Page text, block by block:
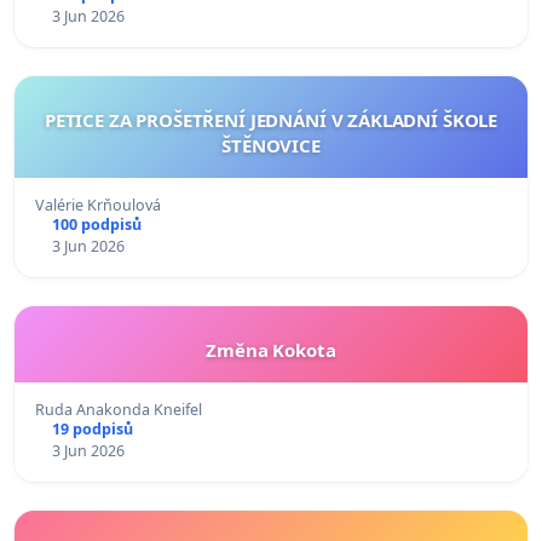
3 Jun 2026
PETICE ZA PROŠETŘENÍ JEDNÁNÍ V ZÁKLADNÍ ŠKOLE
ŠTĚNOVICE
Valérie Krňoulová
100 podpisů
3 Jun 2026
Změna Kokota
Ruda Anakonda Kneifel
19 podpisů
3 Jun 2026